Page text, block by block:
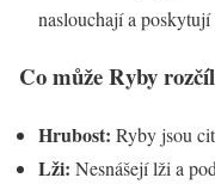
naslouchají a
Co může Ryby
Hrubost: Ryby jsou
Lži: Nesnášejí lži a